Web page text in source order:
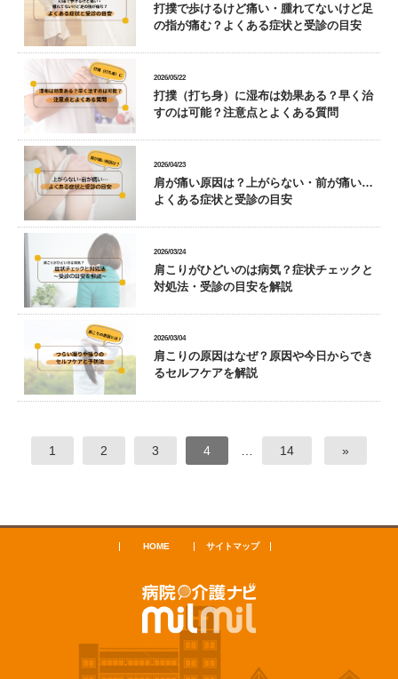
打撲で歩けるけど痛い・腫れてないけど足
の指が痛む？よくある症状と受診の目安
2026/05/22
打撲（打ち身）に湿布は効果ある？早く治
すのは可能？注意点とよくある質問
2026/04/23
肩が痛い原因は？上がらない・前が痛い…
よくある症状と受診の目安
2026/03/24
肩こりがひどいのは病気？症状チェックと
対処法・受診の目安を解説
2026/03/04
肩こりの原因はなぜ？原因や今日からでき
るセルフケアを解説
1 2 3 4 14 »
HOME サイトマップ